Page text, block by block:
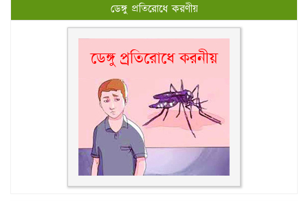
ডেঙ্গু প্রতিরোধে করণীয়